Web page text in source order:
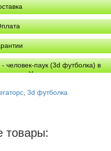
человек-паук (3d футболка) в
по Украине
, 3d футболка
товары: